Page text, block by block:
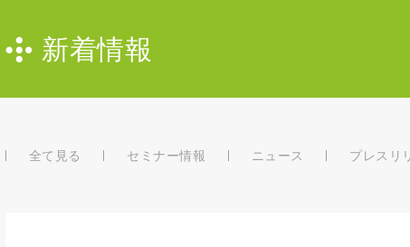
新着情報
全て見る セミナー情報 ニュース プレスリ